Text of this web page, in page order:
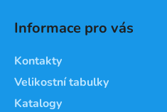
Informace pro vás
Kontakty
Velikostní tabulky
Katalogy